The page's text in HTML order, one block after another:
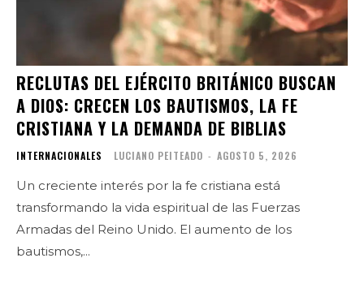
RECLUTAS DEL EJÉRCITO BRITÁNICO BUSCAN
A DIOS: CRECEN LOS BAUTISMOS, LA FE
CRISTIANA Y LA DEMANDA DE BIBLIAS
INTERNACIONALES LUCIANO PEITEADO - AGOSTO 5, 2026
Un creciente interés por la fe cristiana está
transformando la vida espiritual de las Fuerzas
Armadas del Reino Unido. El aumento de los
bautismos,...